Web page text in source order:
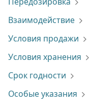
Взаимодействие
Условия продажи
Условия хранения
Срок годности
Особые указания